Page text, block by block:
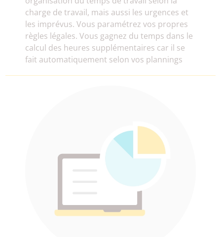
charge de travail, mais aussi les urgences et
les imprévus. Vous paramétrez vos propres
règles légales. Vous gagnez du temps dans le
calcul des heures supplémentaires car il se
fait automatiquement selon vos plannings